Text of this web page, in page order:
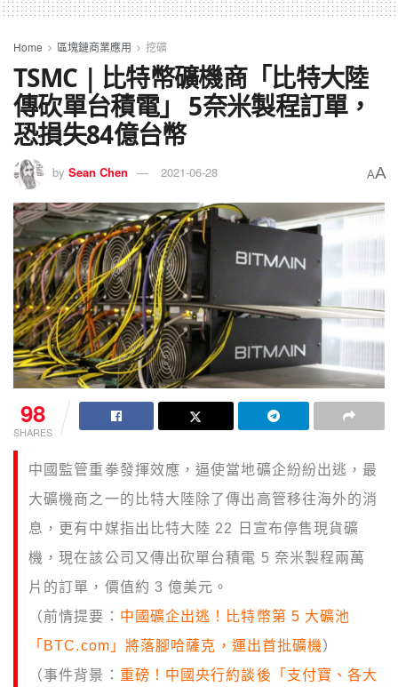
Home 區塊鏈商業應用 挖礦
TSMC | 比特幣礦機商「比特大陸
傳砍單台積電」 5奈米製程訂單，
恐損失84億台幣
by Sean Chen 2021-06-28 AA
98
SHARES
中國監管重拳發揮效應，逼使當地礦企紛紛出逃，最
大礦機商之一的比特大陸除了傳出高管移往海外的消
息，更有中媒指出比特大陸 22 日宣布停售現貨礦
機，現在該公司又傳出砍單台積電 5 奈米製程兩萬
片的訂單，價值約 3 億美元。
（前情提要： 中國礦企出逃！比特幣第 5 大礦池
「BTC.com」將落腳哈薩克，運出首批礦機）
（事件背景： 重磅！中國央行約談後「支付寶、各大